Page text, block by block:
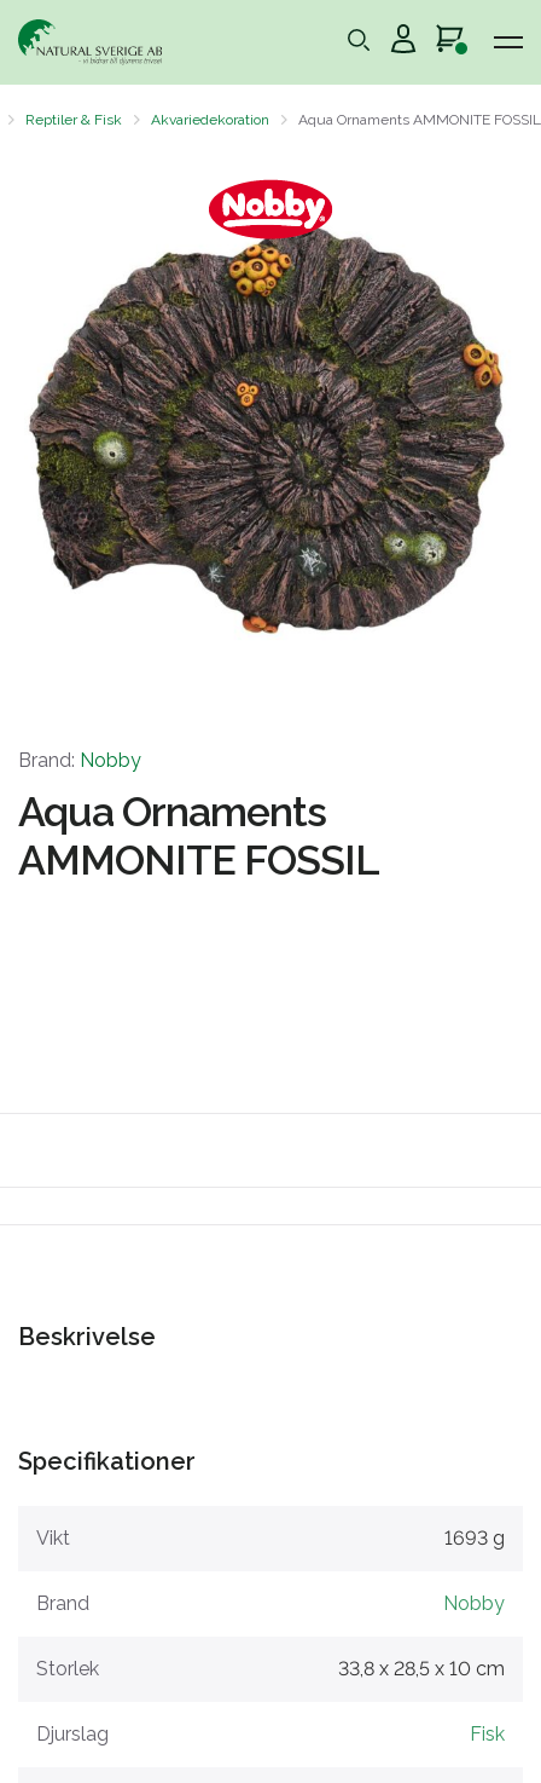
Reptiler & Fisk Akvariedekoration Aqua Ornaments AMMONITE FOSSIL
Brand: Nobby
Aqua Ornaments
AMMONITE FOSSIL
Beskrivelse
Specifikationer
Vikt 1693 g
Brand Nobby
Storlek 33,8 x 28,5 x 10 cm
Djurslag Fisk